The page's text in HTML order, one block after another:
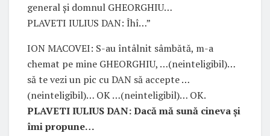
general și domnul GHEORGHIU…
PLAVETI IULIUS DAN: Îhî…”
ION MACOVEI: S-au întâlnit sâmbătă, m-a
chemat pe mine GHEORGHIU, …(neinteligibil)…
să te vezi un pic cu DAN să accepte …
(neinteligibil)… OK …(neinteligibil)… OK.
PLAVETI IULIUS DAN: Dacă mă sună cineva și
îmi propune…